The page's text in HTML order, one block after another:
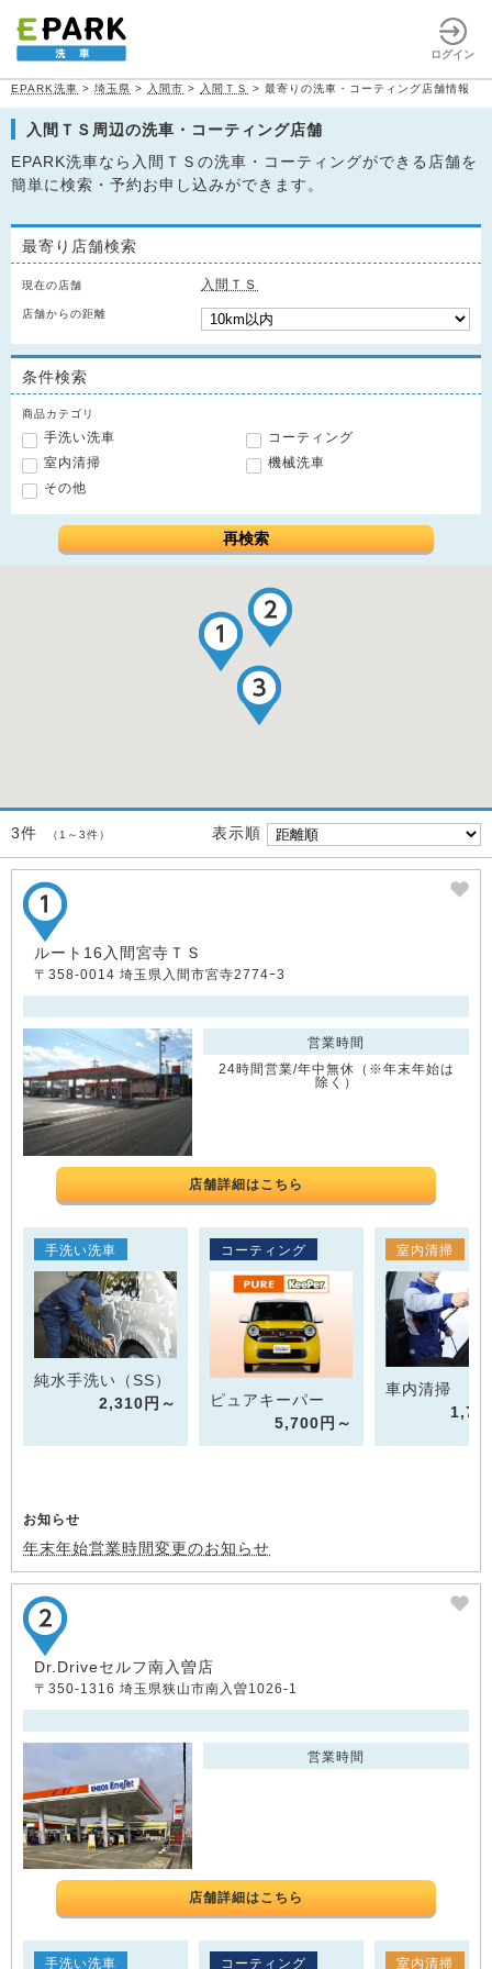
ログイン
EPARK洗車 > 埼玉県 > 入間市 > 入間ＴＳ > 最寄りの洗車・コーティング店舗情報
入間ＴＳ周辺の洗車・コーティング店舗
EPARK洗車なら入間ＴＳの洗車・コーティングができる店舗を
簡単に検索・予約お申し込みができます。
最寄り店舗検索
現在の店舗 入間ＴＳ
店舗からの距離
条件検索
商品カテゴリ
手洗い洗車
コーティング
室内清掃
機械洗車
その他
再検索
3件 （1～3件） 表示順
ルート16入間宮寺ＴＳ
〒358-0014 埼玉県入間市宮寺2774ｰ3
営業時間
24時間営業/年中無休（※年末年始は
除く）
店舗詳細はこちら
手洗い洗車
純水手洗い（SS）
2,310円～
コーティング
ピュアキーパー
5,700円～
室内清掃
車内清掃
お知らせ
年末年始営業時間変更のお知らせ
Dr.Driveセルフ南入曽店
〒350-1316 埼玉県狭山市南入曽1026-1
営業時間
店舗詳細はこちら
手洗い洗車 コーティング 室内清掃